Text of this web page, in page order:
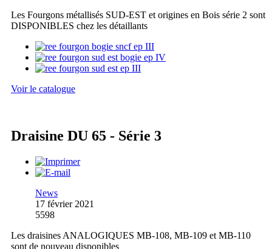
Les Fourgons métallisés SUD-EST et origines en Bois série 2 sont
DISPONIBLES chez les détaillants
Voir le catalogue
Draisine DU 65 - Série 3
News
17 février 2021
5598
Les draisines ANALOGIQUES MB-108, MB-109 et MB-110
sont de nouveau disponibles